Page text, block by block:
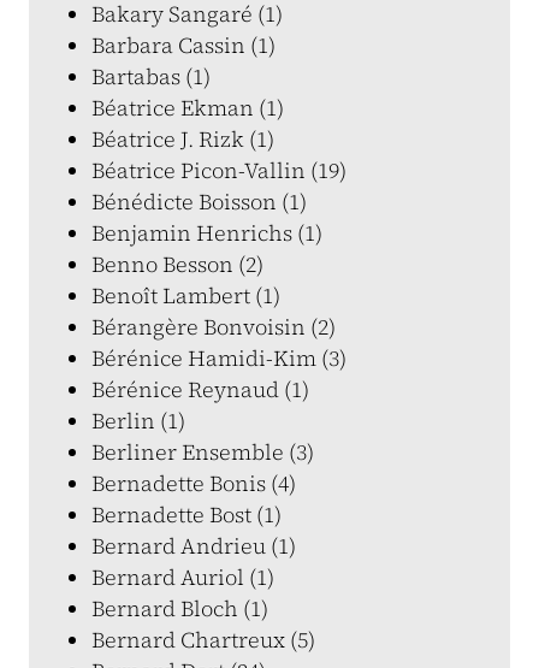
Bakary Sangaré (1)
Barbara Cassin (1)
Bartabas (1)
Béatrice Ekman (1)
Béatrice J. Rizk (1)
Béatrice Picon-Vallin (19)
Bénédicte Boisson (1)
Benjamin Henrichs (1)
Benno Besson (2)
Benoît Lambert (1)
Bérangère Bonvoisin (2)
Bérénice Hamidi-Kim (3)
Bérénice Reynaud (1)
Berlin (1)
Berliner Ensemble (3)
Bernadette Bonis (4)
Bernadette Bost (1)
Bernard Andrieu (1)
Bernard Auriol (1)
Bernard Bloch (1)
Bernard Chartreux (5)